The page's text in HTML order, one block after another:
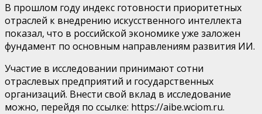
В прошлом году индекс готовности приоритетных
отраслей к внедрению искусственного интеллекта
показал, что в российской экономике уже заложен
фундамент по основным направлениям развития ИИ.
Участие в исследовании принимают сотни
отраслевых предприятий и государственных
организаций. Внести свой вклад в исследование
можно, перейдя по ссылке: https://aibe.wciom.ru.